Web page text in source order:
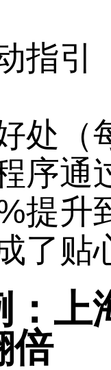
指引
处（
序通
提升
了贴
：上
倍